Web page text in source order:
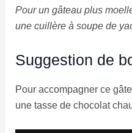
Pour un gâteau plus
une cuillère à soupe de
Suggestion de
Pour accompagner ce
une tasse de chocolat